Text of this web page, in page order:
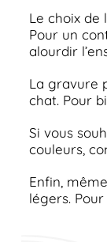
Le choix de
Pour un
alourdir
La gravure
chat. Pour
Si vous
couleurs,
Enfin,
légers.